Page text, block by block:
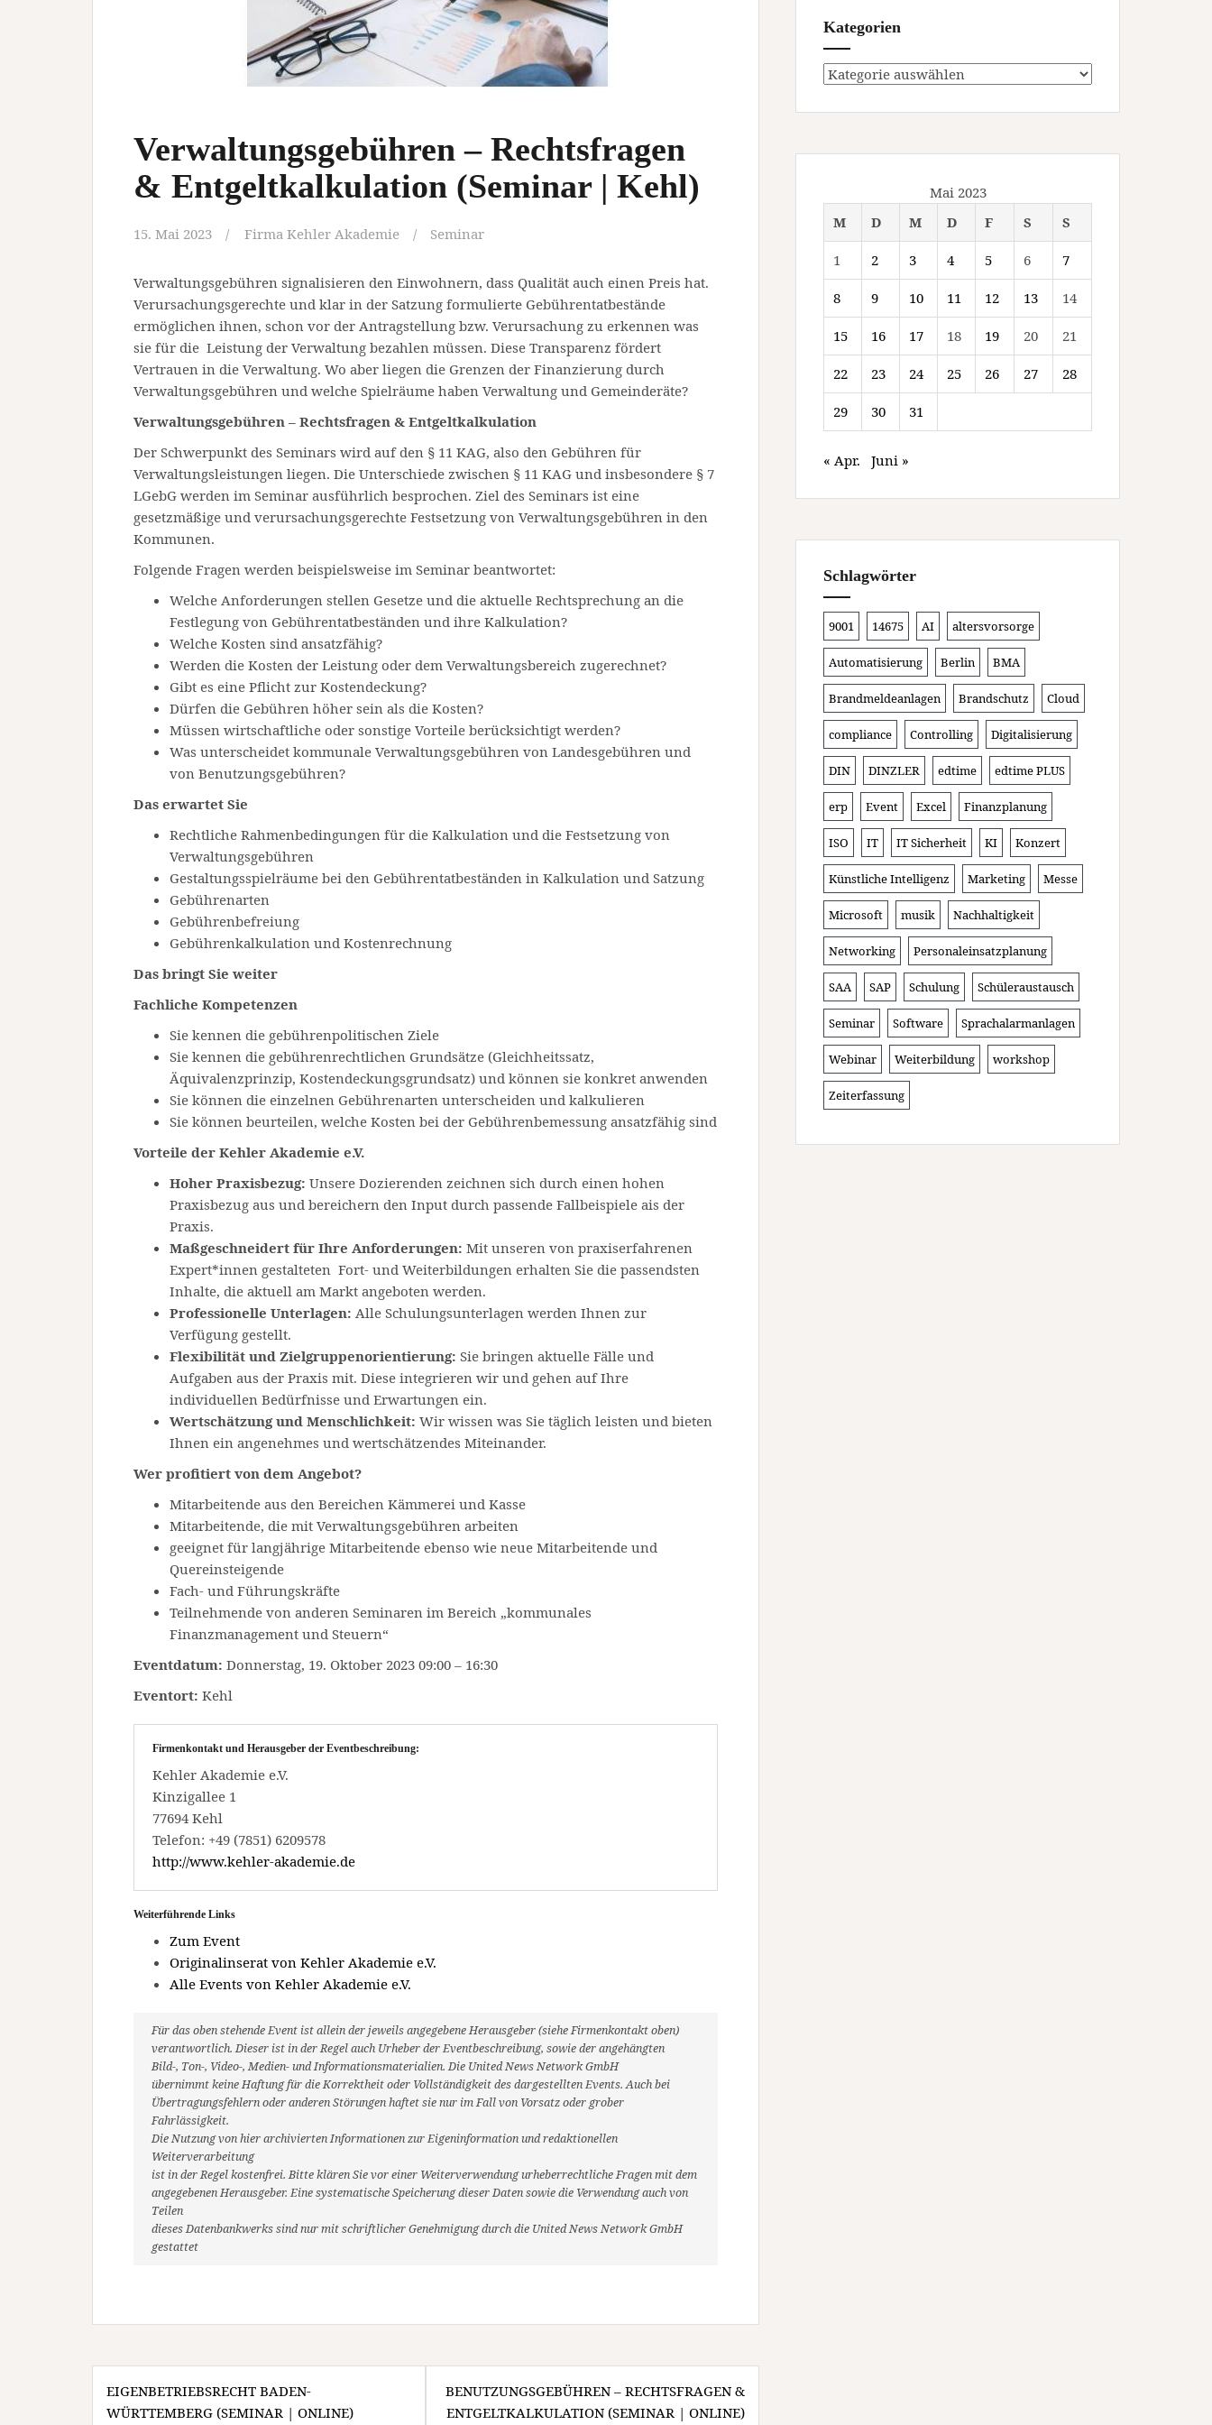
Verwaltungsgebühren – Rechtsfragen
& Entgeltkalkulation (Seminar | Kehl)
15. Mai 2023 Firma Kehler Akademie Seminar
Verwaltungsgebühren signalisieren den Einwohnern, dass Qualität auch einen Preis hat.
Verursachungsgerechte und klar in der Satzung formulierte Gebührentatbestände
ermöglichen ihnen, schon vor der Antragstellung bzw. Verursachung zu erkennen was
sie für die Leistung der Verwaltung bezahlen müssen. Diese Transparenz fördert
Vertrauen in die Verwaltung. Wo aber liegen die Grenzen der Finanzierung durch
Verwaltungsgebühren und welche Spielräume haben Verwaltung und Gemeinderäte?
Verwaltungsgebühren – Rechtsfragen & Entgeltkalkulation
Der Schwerpunkt des Seminars wird auf den § 11 KAG, also den Gebühren für
Verwaltungsleistungen liegen. Die Unterschiede zwischen § 11 KAG und insbesondere § 7
LGebG werden im Seminar ausführlich besprochen. Ziel des Seminars ist eine
gesetzmäßige und verursachungsgerechte Festsetzung von Verwaltungsgebühren in den
Kommunen.
Folgende Fragen werden beispielsweise im Seminar beantwortet:
Welche Anforderungen stellen Gesetze und die aktuelle Rechtsprechung an die
Festlegung von Gebührentatbeständen und ihre Kalkulation?
Welche Kosten sind ansatzfähig?
Werden die Kosten der Leistung oder dem Verwaltungsbereich zugerechnet?
Gibt es eine Pflicht zur Kostendeckung?
Dürfen die Gebühren höher sein als die Kosten?
Müssen wirtschaftliche oder sonstige Vorteile berücksichtigt werden?
Was unterscheidet kommunale Verwaltungsgebühren von Landesgebühren und
von Benutzungsgebühren?
Das erwartet Sie
Rechtliche Rahmenbedingungen für die Kalkulation und die Festsetzung von
Verwaltungsgebühren
Gestaltungsspielräume bei den Gebührentatbeständen in Kalkulation und Satzung
Gebührenarten
Gebührenbefreiung
Gebührenkalkulation und Kostenrechnung
Das bringt Sie weiter
Fachliche Kompetenzen
Sie kennen die gebührenpolitischen Ziele
Sie kennen die gebührenrechtlichen Grundsätze (Gleichheitssatz,
Äquivalenzprinzip, Kostendeckungsgrundsatz) und können sie konkret anwenden
Sie können die einzelnen Gebührenarten unterscheiden und kalkulieren
Sie können beurteilen, welche Kosten bei der Gebührenbemessung ansatzfähig sind
Vorteile der Kehler Akademie e.V.
Hoher Praxisbezug: Unsere Dozierenden zeichnen sich durch einen hohen
Praxisbezug aus und bereichern den Input durch passende Fallbeispiele ais der
Praxis.
Maßgeschneidert für Ihre Anforderungen: Mit unseren von praxiserfahrenen
Expert*innen gestalteten Fort- und Weiterbildungen erhalten Sie die passendsten
Inhalte, die aktuell am Markt angeboten werden.
Professionelle Unterlagen: Alle Schulungsunterlagen werden Ihnen zur
Verfügung gestellt.
Flexibilität und Zielgruppenorientierung: Sie bringen aktuelle Fälle und
Aufgaben aus der Praxis mit. Diese integrieren wir und gehen auf Ihre
individuellen Bedürfnisse und Erwartungen ein.
Wertschätzung und Menschlichkeit: Wir wissen was Sie täglich leisten und bieten
Ihnen ein angenehmes und wertschätzendes Miteinander.
Wer profitiert von dem Angebot?
Mitarbeitende aus den Bereichen Kämmerei und Kasse
Mitarbeitende, die mit Verwaltungsgebühren arbeiten
geeignet für langjährige Mitarbeitende ebenso wie neue Mitarbeitende und
Quereinsteigende
Fach- und Führungskräfte
Teilnehmende von anderen Seminaren im Bereich „kommunales
Finanzmanagement und Steuern“
Eventdatum: Donnerstag, 19. Oktober 2023 09:00 – 16:30
Eventort: Kehl
Firmenkontakt und Herausgeber der Eventbeschreibung:
Kehler Akademie e.V.
Kinzigallee 1
77694 Kehl
Telefon: +49 (7851) 6209578
http://www.kehler-akademie.de
Weiterführende Links
Zum Event
Originalinserat von Kehler Akademie e.V.
Alle Events von Kehler Akademie e.V.
Für das oben stehende Event ist allein der jeweils angegebene Herausgeber (siehe Firmenkontakt oben)
verantwortlich. Dieser ist in der Regel auch Urheber der Eventbeschreibung, sowie der angehängten
Bild-, Ton-, Video-, Medien- und Informationsmaterialien. Die United News Network GmbH
übernimmt keine Haftung für die Korrektheit oder Vollständigkeit des dargestellten Events. Auch bei
Übertragungsfehlern oder anderen Störungen haftet sie nur im Fall von Vorsatz oder grober
Fahrlässigkeit.
Die Nutzung von hier archivierten Informationen zur Eigeninformation und redaktionellen
Weiterverarbeitung
ist in der Regel kostenfrei. Bitte klären Sie vor einer Weiterverwendung urheberrechtliche Fragen mit dem
angegebenen Herausgeber. Eine systematische Speicherung dieser Daten sowie die Verwendung auch von
Teilen
dieses Datenbankwerks sind nur mit schriftlicher Genehmigung durch die United News Network GmbH
gestattet
Beitragsnavigation
EIGENBETRIEBSRECHT BADEN-
WÜRTTEMBERG (SEMINAR | ONLINE)
BENUTZUNGSGEBÜHREN – RECHTSFRAGEN &
ENTGELTKALKULATION (SEMINAR | ONLINE)
Kategorien
Kategorien
Mai 2023
M
D M D F S S
1 2 3 4 5 6 7
8 9 10 11 12 13 14
15 16 17 18 19 20 21
22 23 24 25 26 27 28
29 30 31
« Apr. Juni »
Schlagwörter
9001 14675 AI altersvorsorge
Automatisierung Berlin BMA
Brandmeldeanlagen Brandschutz Cloud
compliance Controlling Digitalisierung
DIN DINZLER edtime edtime PLUS
erp Event Excel Finanzplanung
ISO IT IT Sicherheit KI Konzert
Künstliche Intelligenz Marketing Messe
Microsoft musik Nachhaltigkeit
Networking Personaleinsatzplanung
SAA SAP Schulung Schüleraustausch
Seminar Software Sprachalarmanlagen
Webinar Weiterbildung workshop
Zeiterfassung